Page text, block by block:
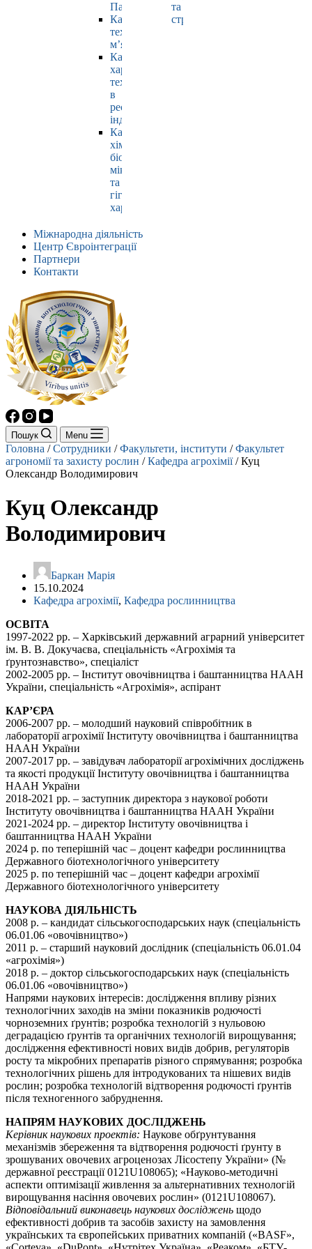
Павлюк
Кафедра
технології
м’яса
Кафедра
харчових
технологій
в
ресторанній
індустрії
Кафедра
хімії,
біохімії,
мікробіології
та
гігієни
харчування
та
страхування
Міжнародна діяльність
Центр Євроінтеграції
Партнери
Контакти
Пошук Menu
Головна /Сотрудники /Факультети, інститути /Факультет
агрономії та захисту рослин /Кафедра агрохімії/Куц
Олександр Володимирович
Куц Олександр
Володимирович
Баркан Марія
15.10.2024
Кафедра агрохімії, Кафедра рослинництва
ОСВІТА
1997-2022 рр. – Харківський державний аграрний університет
ім. В. В. Докучаєва, спеціальність «Агрохімія та
ґрунтознавство», спеціаліст
2002-2005 рр. – Інститут овочівництва і баштанництва НААН
України, спеціальність «Агрохімія», аспірант
КАР’ЄРА
2006-2007 рр. – молодший науковий співробітник в
лабораторії агрохімії Інституту овочівництва і баштанництва
НААН України
2007-2017 рр. – завідувач лабораторії агрохімічних досліджень
та якості продукції Інституту овочівництва і баштанництва
НААН України
2018-2021 рр. – заступник директора з наукової роботи
Інституту овочівництва і баштанництва НААН України
2021-2024 рр. – директор Інституту овочівництва і
баштанництва НААН України
2024 р. по теперішній час – доцент кафедри рослинництва
Державного біотехнологічного університету
2025 р. по теперішній час – доцент кафедри агрохімії
Державного біотехнологічного університету
НАУКОВА ДІЯЛЬНІСТЬ
2008 р. – кандидат сільськогосподарських наук (спеціальність
06.01.06 «овочівництво»)
2011 р. – старший науковий дослідник (спеціальність 06.01.04
«агрохімія»)
2018 р. – доктор сільськогосподарських наук (спеціальність
06.01.06 «овочівництво»)
Напрями наукових інтересів: дослідження впливу різних
технологічних заходів на зміни показників родючості
чорноземних ґрунтів; розробка технологій з нульовою
деградацією ґрунтів та органічних технологій вирощування;
дослідження ефективності нових видів добрив, регуляторів
росту та мікробних препаратів різного спрямування; розробка
технологічних рішень для інтродукованих та нішевих видів
рослин; розробка технологій відтворення родючості ґрунтів
після техногенного забруднення.
НАПРЯМ НАУКОВИХ ДОСЛІДЖЕНЬ
Керівник наукових проектів: Наукове обґрунтування
механізмів збереження та відтворення родючості ґрунту в
зрошуваних овочевих агроценозах Лісостепу України» (№
державної реєстрації 0121U108065); «Науково-методичні
аспекти оптимізації живлення за альтернативних технологій
вирощування насіння овочевих рослин» (0121U108067).
Відповідальний виконавець наукових досліджень щодо
ефективності добрив та засобів захисту на замовлення
українських та європейських приватних компаній («BASF»,